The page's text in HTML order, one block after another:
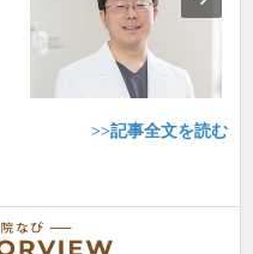
>>記事全文を読む